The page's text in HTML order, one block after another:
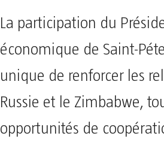
La participation du
économique de Saint-
unique de renforcer les
Russie et le Zimbabwe,
opportunités de